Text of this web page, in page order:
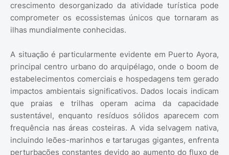
crescimento desorganizado da atividade turística pode
comprometer os ecossistemas únicos que tornaram as
ilhas mundialmente conhecidas.
A situação é particularmente evidente em Puerto Ayora,
principal centro urbano do arquipélago, onde o boom de
estabelecimentos comerciais e hospedagens tem gerado
impactos ambientais significativos. Dados locais indicam
que praias e trilhas operam acima da capacidade
sustentável, enquanto resíduos sólidos aparecem com
frequência nas áreas costeiras. A vida selvagem nativa,
incluindo leões-marinhos e tartarugas gigantes, enfrenta
perturbações constantes devido ao aumento do fluxo de